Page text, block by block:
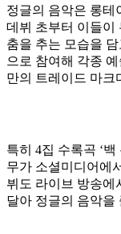
정글의 음악은 롱테
데뷔 초부터 이들이
춤을 추는 모습을
으로 참여해 각종
만의 트레이드 마크
특히 4집 수록곡 ‘
무가 소셜미디어에
뷔도 라이브 방송에
달아 정글의 음악을